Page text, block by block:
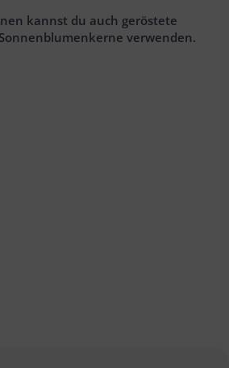
kannst du auch geröstete
verwenden.